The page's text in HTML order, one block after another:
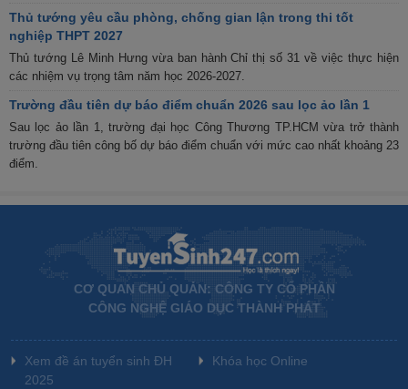
Thủ tướng yêu cầu phòng, chống gian lận trong thi tốt
nghiệp THPT 2027
Thủ tướng Lê Minh Hưng vừa ban hành Chỉ thị số 31 về việc thực hiện
các nhiệm vụ trọng tâm năm học 2026-2027.
Trường đầu tiên dự báo điểm chuẩn 2026 sau lọc ảo lần 1
Sau lọc ảo lần 1, trường đại học Công Thương TP.HCM vừa trở thành
trường đầu tiên công bố dự báo điểm chuẩn với mức cao nhất khoảng 23
điểm.
CƠ QUAN CHỦ QUẢN: CÔNG TY CỔ PHẦN
CÔNG NGHỆ GIÁO DỤC THÀNH PHÁT
Xem đề án tuyển sinh ĐH
2025
Khóa học Online